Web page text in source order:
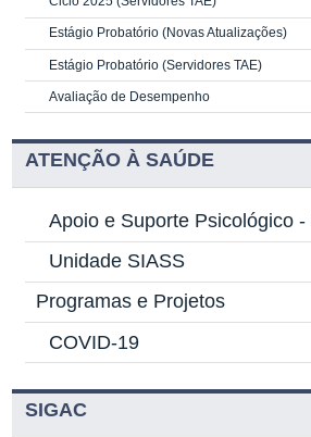
Estágio Probatório (Novas Atualizações)
Estágio Probatório (Servidores TAE)
Avaliação de Desempenho
ATENÇÃO À SAÚDE
Apoio e Suporte Psicológico -
Unidade SIASS
Programas e Projetos
COVID-19
SIGAC